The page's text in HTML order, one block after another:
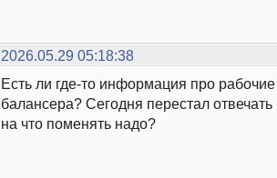
2026.05.29 05:18:38
Есть ли где-то информация про
балансера? Сегодня перестал
на что поменять надо?